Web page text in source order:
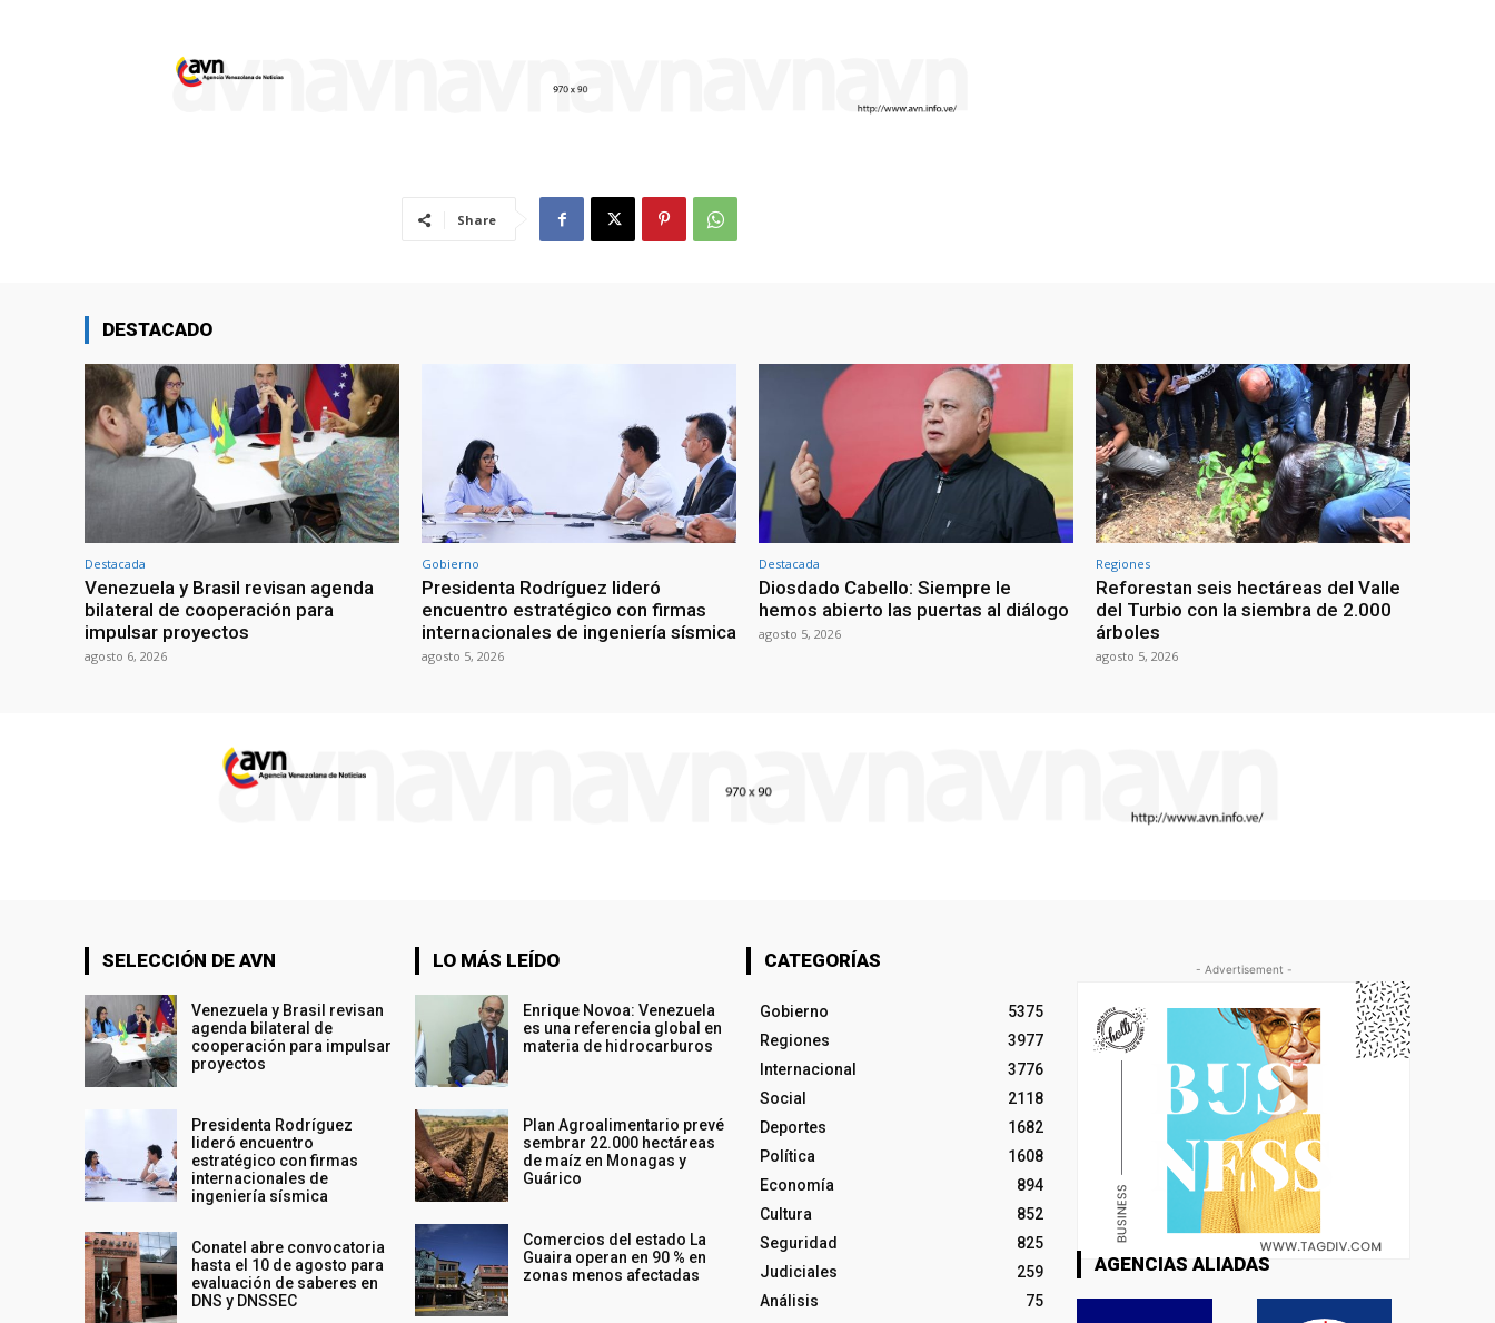
Share
DESTACADO
Destacada
Venezuela y Brasil revisan agenda
bilateral de cooperación para
impulsar proyectos
agosto 6, 2026
Gobierno
Presidenta Rodríguez lideró
encuentro estratégico con firmas
internacionales de ingeniería sísmica
agosto 5, 2026
Destacada
Diosdado Cabello: Siempre le
hemos abierto las puertas al diálogo
agosto 5, 2026
Regiones
Reforestan seis hectáreas del Valle
del Turbio con la siembra de 2.000
árboles
agosto 5, 2026
SELECCIÓN DE AVN
Venezuela y Brasil revisan
agenda bilateral de
cooperación para impulsar
proyectos
Presidenta Rodríguez
lideró encuentro
estratégico con firmas
internacionales de
ingeniería sísmica
Conatel abre convocatoria
hasta el 10 de agosto para
evaluación de saberes en
DNS y DNSSEC
LO MÁS LEÍDO
Enrique Novoa: Venezuela
es una referencia global en
materia de hidrocarburos
Plan Agroalimentario prevé
sembrar 22.000 hectáreas
de maíz en Monagas y
Guárico
Comercios del estado La
Guaira operan en 90 % en
zonas menos afectadas
CATEGORÍAS
Gobierno
5375
Regiones
3977
Internacional
3776
Social
2118
Deportes
1682
Política
1608
Economía
894
Cultura
852
Seguridad
825
Judiciales
259
Análisis
75
- Advertisement -
AGENCIAS ALIADAS